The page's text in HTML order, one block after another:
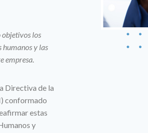
los
humanos y las
empresa.
Directiva de la
conformado
estas
y